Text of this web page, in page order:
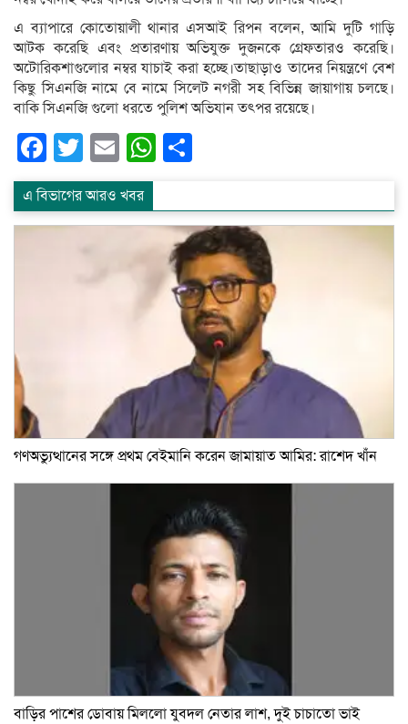
এ ব্যাপারে কোতোয়ালী থানার এসআই রিপন বলেন, আমি দুটি গাড়ি
আটক করেছি এবং প্রতারণায় অভিযুক্ত দুজনকে গ্রেফতারও করেছি।
অটোরিকশাগুলোর নম্বর যাচাই করা হচ্ছে।তাছাড়াও তাদের নিয়ন্ত্রণে বেশ
কিছু সিএনজি নামে বে নামে সিলেট নগরী সহ বিভিন্ন জায়াগায় চলছে।
বাকি সিএনজি গুলো ধরতে পুলিশ অভিযান তৎপর রয়েছে।
Facebook
Twitter
EmailWhatsApp
এ বিভাগের আরও খবর
গণঅভ্যুত্থানের সঙ্গে প্রথম বেইমানি করেন জামায়াত আমির: রাশেদ খাঁন
বাড়ির পাশের ডোবায় মিললো যুবদল নেতার লাশ, দুই চাচাতো ভাই